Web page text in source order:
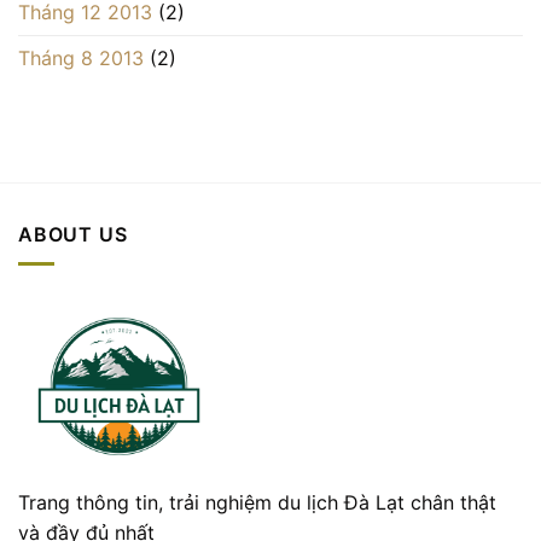
Tháng 12 2013 (2)
Tháng 8 2013 (2)
ABOUT US
Trang thông tin, trải nghiệm du lịch Đà Lạt chân thật
và đầy đủ nhất